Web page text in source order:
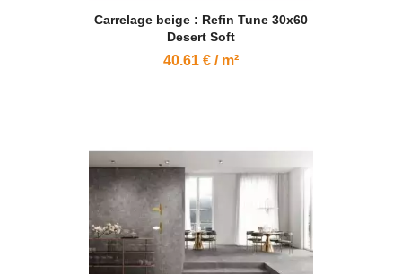
Carrelage beige : Refin Tune 30x60
Desert Soft
40.61 € / m²